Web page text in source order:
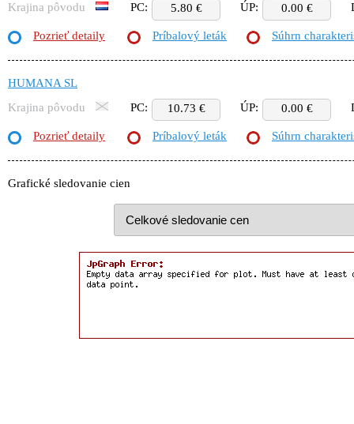
Krajina pôvodu
PC: 5.80 € ÚP: 0.00 €
Pozrieť detaily Príbalový leták Súhrn
HUMANA SL
Krajina pôvodu
PC: 10.73 € ÚP: 0.00 €
Pozrieť detaily Príbalový leták Súhrn
Grafické sledovanie cien